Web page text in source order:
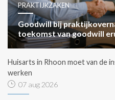
PRAKTIJKZAKEN
Goodwill bij
toekomst van goodwill
Huisarts in Rhoon moet van de
werken
07 aug 2026